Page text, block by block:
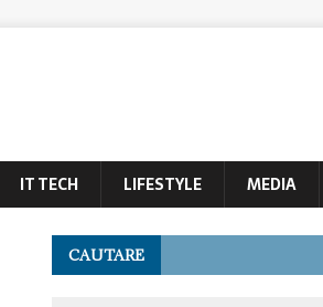
IT TECH LIFESTYLE MEDIA
CAUTARE